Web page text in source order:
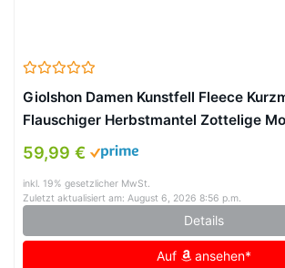
Giolshon Damen Kunstfell Fleece
Flauschiger Herbstmantel Zottelige
Oberbekleidung 3671 Schwarz L
59,99 €
inkl. 19% gesetzlicher MwSt.
Zuletzt aktualisiert am: August 6, 2026 8:56 p.m.
Details
Auf ansehen*